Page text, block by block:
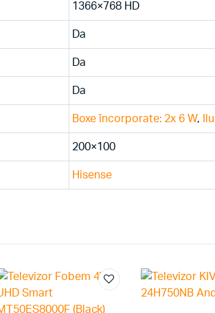
1366×768 HD
Da
Da
Da
Boxe încorporate: 2x 6 W,
200×100
Hisense